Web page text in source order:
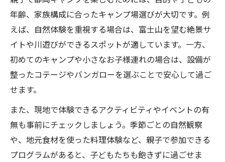
年齢、家族構成に合ったキャンプ場選びが大切です。例
えば、自然体験を重視する場合は、富士山を望む絶景サ
イトや川遊びができるスポットが適しています。一方、
初めてのキャンプや小さなお子様連れの場合は、設備が
整ったコテージやバンガローを選ぶことで安心して過ご
せます。
また、現地で体験できるアクティビティやイベントの有
無も事前にチェックしましょう。季節ごとの自然観察
や、地元食材を使った料理体験など、親子で参加できる
プログラムがあると、子どもたちも飽きずに過ごせま